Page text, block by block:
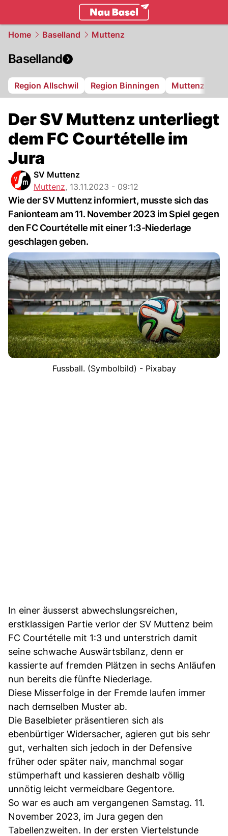
Home Baselland Muttenz
Baselland
Region Allschwil Region Binningen Muttenz
Der SV Muttenz unterliegt
dem FC Courtételle im
Jura
SV Muttenz
Muttenz, 13.11.2023 - 09:12
Wie der SV Muttenz informiert, musste sich das
Fanionteam am 11. November 2023 im Spiel gegen
den FC Courtételle mit einer 1:3-Niederlage
geschlagen geben.
Fussball. (Symbolbild) - Pixabay
In einer äusserst abwechslungsreichen,
erstklassigen Partie verlor der SV Muttenz beim
FC Courtételle mit 1:3 und unterstrich damit
seine schwache Auswärtsbilanz, denn er
kassierte auf fremden Plätzen in sechs Anläufen
nun bereits die fünfte Niederlage.
Diese Misserfolge in der Fremde laufen immer
nach demselben Muster ab.
Die Baselbieter präsentieren sich als
ebenbürtiger Widersacher, agieren gut bis sehr
gut, verhalten sich jedoch in der Defensive
früher oder später naiv, manchmal sogar
stümperhaft und kassieren deshalb völlig
unnötig leicht vermeidbare Gegentore.
So war es auch am vergangenen Samstag. 11.
November 2023, im Jura gegen den
Tabellenzweiten. In der ersten Viertelstunde